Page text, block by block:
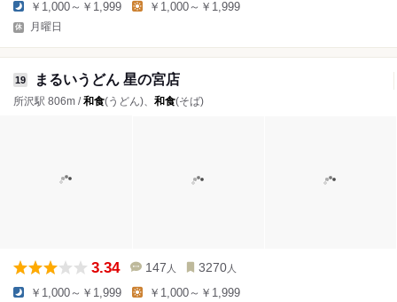
￥1,000～￥1,999 ￥1,000～￥1,999
月曜日
19 まるいうどん 星の宮店
所沢駅 806m /和食(うどん)、 和食(そば)
3.34 147 人 3270 人
￥1,000～￥1,999 ￥1,000～￥1,999